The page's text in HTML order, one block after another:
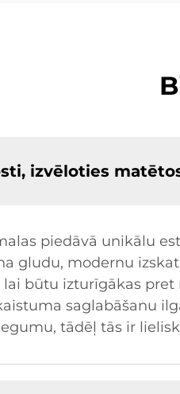
izvēloties
piedāvā unikālu
gludu, modernu
lai būtu izturīgākas
saglabāšanu
tādēļ tās ir